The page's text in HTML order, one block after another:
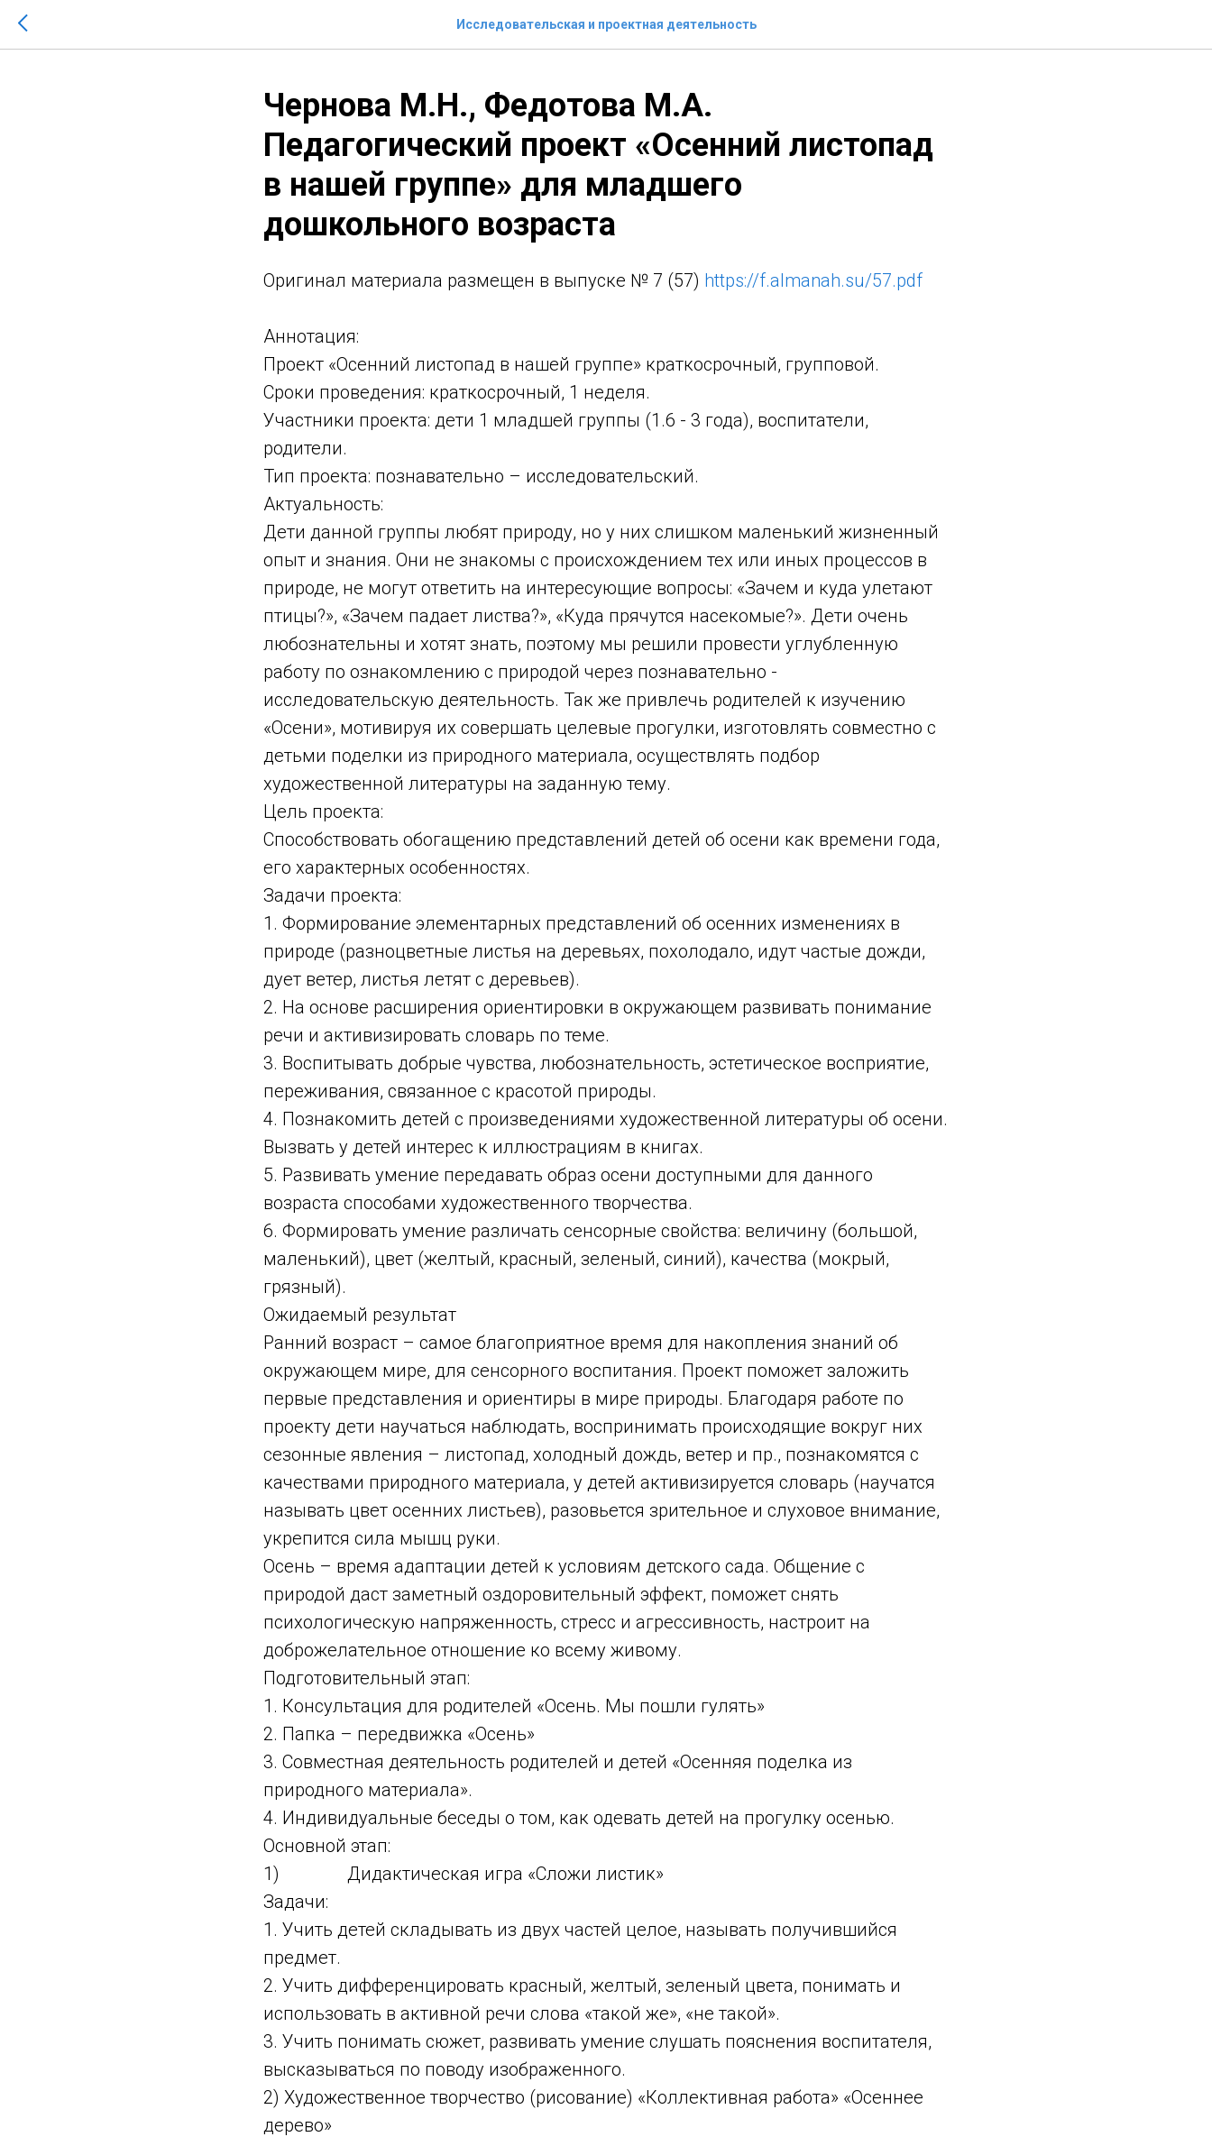
Исследовательская и проектная деятельность
Чернова М.Н., Федотова М.А.
Педагогический проект «Осенний листопад
в нашей группе» для младшего
дошкольного возраста
Оригинaл материала размещен в выпуске № 7 (57) https://f.almanah.su/57.pdf
Аннотация:
Проект «Осенний листопад в нашей группе» краткосрочный, групповой.
Сроки проведения: краткосрочный, 1 неделя.
Участники проекта: дети 1 младшей группы (1.6 - 3 года), воспитатели,
родители.
Тип проекта: познавательно – исследовательский.
Актуальность:
Дети данной группы любят природу, но у них слишком маленький жизненный
опыт и знания. Они не знакомы с происхождением тех или иных процессов в
природе, не могут ответить на интересующие вопросы: «Зачем и куда улетают
птицы?», «Зачем падает листва?», «Куда прячутся насекомые?». Дети очень
любознательны и хотят знать, поэтому мы решили провести углубленную
работу по ознакомлению с природой через познавательно -
исследовательскую деятельность. Так же привлечь родителей к изучению
«Осени», мотивируя их совершать целевые прогулки, изготовлять совместно с
детьми поделки из природного материала, осуществлять подбор
художественной литературы на заданную тему.
Цель проекта:
Способствовать обогащению представлений детей об осени как времени года,
его характерных особенностях.
Задачи проекта:
1. Формирование элементарных представлений об осенних изменениях в
природе (разноцветные листья на деревьях, похолодало, идут частые дожди,
дует ветер, листья летят с деревьев).
2. На основе расширения ориентировки в окружающем развивать понимание
речи и активизировать словарь по теме.
3. Воспитывать добрые чувства, любознательность, эстетическое восприятие,
переживания, связанное с красотой природы.
4. Познакомить детей с произведениями художественной литературы об осени.
Вызвать у детей интерес к иллюстрациям в книгах.
5. Развивать умение передавать образ осени доступными для данного
возраста способами художественного творчества.
6. Формировать умение различать сенсорные свойства: величину (большой,
маленький), цвет (желтый, красный, зеленый, синий), качества (мокрый,
грязный).
Ожидаемый результат
Ранний возраст – самое благоприятное время для накопления знаний об
окружающем мире, для сенсорного воспитания. Проект поможет заложить
первые представления и ориентиры в мире природы. Благодаря работе по
проекту дети научаться наблюдать, воспринимать происходящие вокруг них
сезонные явления – листопад, холодный дождь, ветер и пр., познакомятся с
качествами природного материала, у детей активизируется словарь (научатся
называть цвет осенних листьев), разовьется зрительное и слуховое внимание,
укрепится сила мышц руки.
Осень – время адаптации детей к условиям детского сада. Общение с
природой даст заметный оздоровительный эффект, поможет снять
психологическую напряженность, стресс и агрессивность, настроит на
доброжелательное отношение ко всему живому.
Подготовительный этап:
1. Консультация для родителей «Осень. Мы пошли гулять»
2. Папка – передвижка «Осень»
3. Совместная деятельность родителей и детей «Осенняя поделка из
природного материала».
4. Индивидуальные беседы о том, как одевать детей на прогулку осенью.
Основной этап:
1) Дидактическая игра «Сложи листик»
Задачи:
1. Учить детей складывать из двух частей целое, называть получившийся
предмет.
2. Учить дифференцировать красный, желтый, зеленый цвета, понимать и
использовать в активной речи слова «такой же», «не такой».
3. Учить понимать сюжет, развивать умение слушать пояснения воспитателя,
высказываться по поводу изображенного.
2) Художественное творчество (рисование) «Коллективная работа» «Осеннее
дерево»